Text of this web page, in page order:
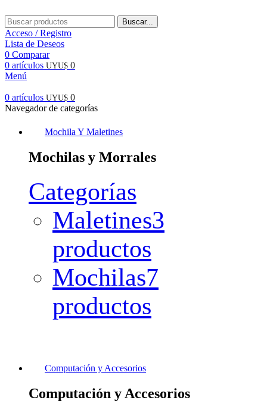
Buscar...
Acceso / Registro
Lista de Deseos
0 Comparar
0 artículos UYU$ 0
Menú
0 artículos UYU$ 0
Navegador de categorías
Mochila Y Maletines
Mochilas y Morrales
Categorías
Maletines3
productos
Mochilas7
productos
Computación y Accesorios
Computación y Accesorios